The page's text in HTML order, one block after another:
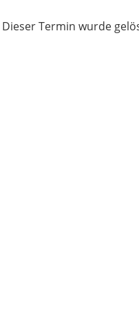
Dieser Termin wurde